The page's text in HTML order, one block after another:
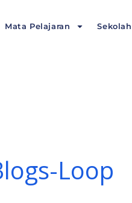
Mata Pelajaran Sekolah
Loop